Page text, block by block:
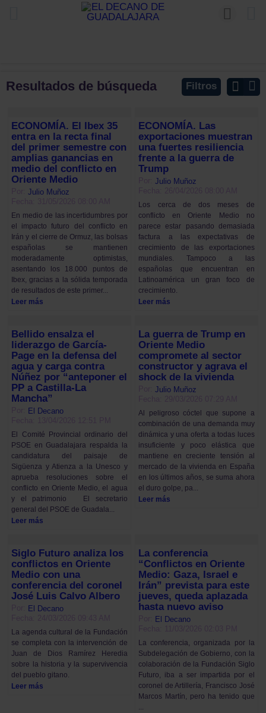
Filtros
Resultados de búsqueda
ECONOMÍA. El Ibex 35
entra en la recta final
del primer semestre con
amplias ganancias en
medio del conflicto en
Oriente Medio
Por:Julio Muñoz
En medio de las incertidumbres por
el impacto futuro del conflicto en
Irán y el cierre de Ormuz, las bolsas
españolas se mantienen
moderadamente optimistas,
asentando los 18.000 puntos de
Ibex, gracias a la sólida temporada
de resultados de este primer...
Leer más
ECONOMÍA. Las
exportaciones muestran
una fuertes resiliencia
frente a la guerra de
Trump
Por:Julio Muñoz
Los cerca de dos meses de
conflicto en Oriente Medio no
parece estar pasando demasiada
factura a las expectativas de
crecimiento de las exportaciones
mundiales. Tampoco a las
españolas que encuentran en
Latinoamérica un gran foco de
crecimiento.
Leer más
Bellido ensalza el
liderazgo de García-
Page en la defensa del
agua y carga contra
Núñez por “anteponer el
PP a Castilla-La
Mancha”
El Decano
El Comité Provincial ordinario del
PSOE en Guadalajara respalda la
candidatura del paisaje de
Sigüenza y Atienza a la Unesco y
aprueba resoluciones sobre el
conflicto en Oriente Medio, el agua
y el patrimonio El secretario
general del PSOE de Guadala...
Leer más
La guerra de Trump en
Oriente Medio
compromete al sector
constructor y agrava el
shock de la vivienda
Por:Julio Muñoz
Al peligroso cóctel que supone a
combinación de una demanda muy
dinámica y una oferta a todas luces
insuficiente y poco elástica que
mantiene en creciente tensión al
mercado de la vivienda en España
en los últimos años, se suma ahora
el duro golpe, pa...
Leer más
Siglo Futuro analiza los
conflictos en Oriente
Medio con una
conferencia del coronel
José Luis Calvo Albero
El Decano
La agenda cultural de la Fundación
se completa con la intervención de
Juan de Dios Ramírez Heredia
sobre la historia y la supervivencia
del pueblo gitano.
Leer más
La conferencia
“Conflictos en Oriente
Medio: Gaza, Israel e
Irán” prevista para este
jueves, queda aplazada
hasta nuevo aviso
El Decano
La conferencia, organizada por la
Subdelegación de Gobierno, con la
colaboración de la Fundación Siglo
Futuro, iba a ser impartida por el
coronel de Artillería, Francisco José
Marcos Martín, pero ha tenido que
...